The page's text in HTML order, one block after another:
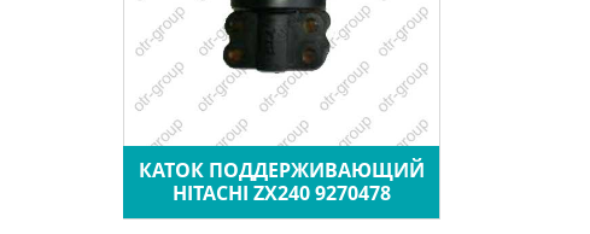
КАТОК ПОДДЕРЖИВАЮЩИЙ
HITACHI ZX240 9270478